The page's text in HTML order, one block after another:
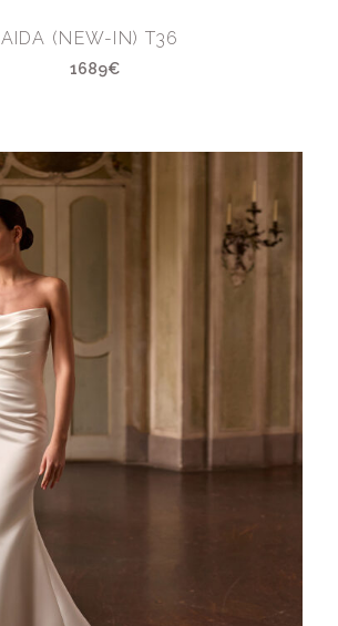
AIDA (NEW-IN) T36
1689€